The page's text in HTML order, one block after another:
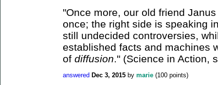
"Once more, our old friend
once; the right side is speaking
still undecided controversies,
established facts and machines
of diffusion ." (Science in Action,
answered Dec 3, 2015 by marie (100 points)